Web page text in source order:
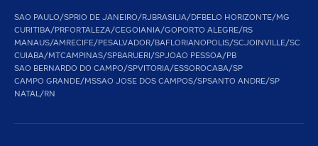
SAO PAULO/SPRIO DE JANEIRO/RJBRASILIA/DFBELO HORIZONTE/MG
CURITIBA/PRFORTALEZA/CEGOIANIA/GOPORTO ALEGRE/RS
MANAUS/AMRECIFE/PESALVADOR/BAFLORIANOPOLIS/SCJOINVILLE/SC
CUIABA/MTCAMPINAS/SPBARUERI/SPJOAO PESSOA/PB
SAO BERNARDO DO CAMPO/SPVITORIA/ESSOROCABA/SP
CAMPO GRANDE/MSSAO JOSE DOS CAMPOS/SPSANTO ANDRE/SP
NATAL/RN